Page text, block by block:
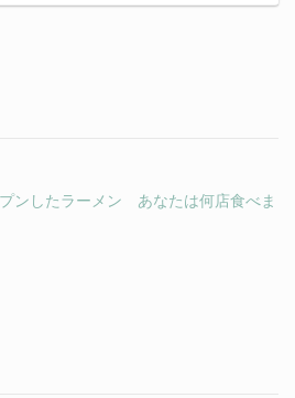
プンしたラーメン あなたは何店食べま